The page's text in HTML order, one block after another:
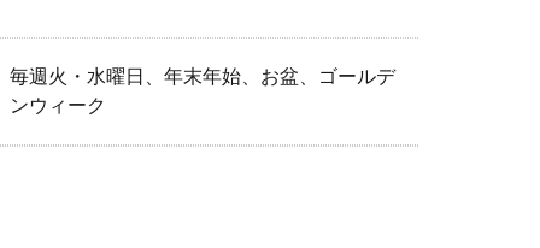
毎週火・水曜日、年末年始、お盆、ゴールデ
ンウィーク